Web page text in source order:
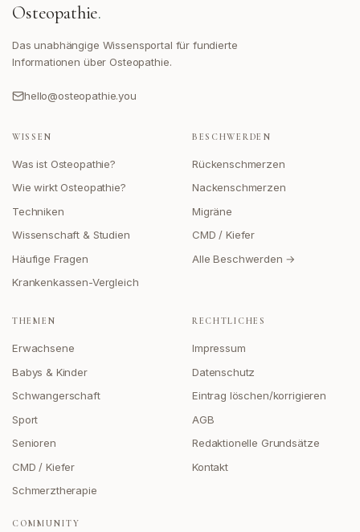
Osteopathie.
Das unabhängige Wissensportal für fundierte
Informationen über Osteopathie.
hello@osteopathie.you
WISSEN
Was ist Osteopathie?
Wie wirkt Osteopathie?
Techniken
Wissenschaft & Studien
Häufige Fragen
Krankenkassen-Vergleich
BESCHWERDEN
Rückenschmerzen
Nackenschmerzen
Migräne
CMD / Kiefer
Alle Beschwerden →
THEMEN
Erwachsene
Babys & Kinder
Schwangerschaft
Sport
Senioren
CMD / Kiefer
Schmerztherapie
COMMUNITY
RECHTLICHES
Impressum
Datenschutz
Eintrag löschen/korrigieren
AGB
Redaktionelle Grundsätze
Kontakt